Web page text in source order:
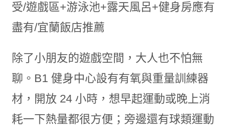
除了小朋友的遊戲空間，大人也不怕無
聊。B1 健身中心設有有氧與重量訓練器
材，開放 24 小時，想早起運動或晚上消
耗一下熱量都很方便；旁邊還有球類運動